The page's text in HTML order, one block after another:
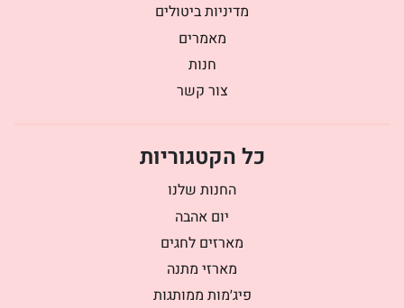
מדיניות ביטולים
מאמרים
חנות
צור קשר
כל הקטגוריות
החנות שלנו
יום אהבה
מארזים לחגים
מארזי מתנה
פיג׳מות ממותגות